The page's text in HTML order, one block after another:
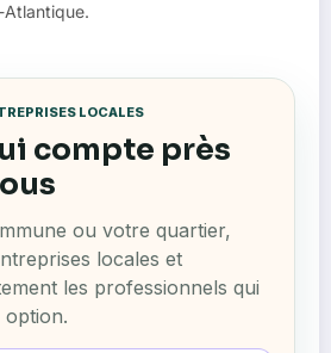
Atlantique.
LOCALES
compte près
ou votre quartier,
locales et
les professionnels qui